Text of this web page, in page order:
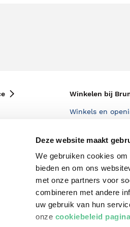
Deze website maakt
We gebruiken cookies
bieden en om ons
met onze partners voor
combineren met andere
uw gebruik van hun
onze cookiebeleid pagina
Winkelen bij
Winkels en
Cadeaukaarten
Cadeauboxen
Staatsloterij
ING